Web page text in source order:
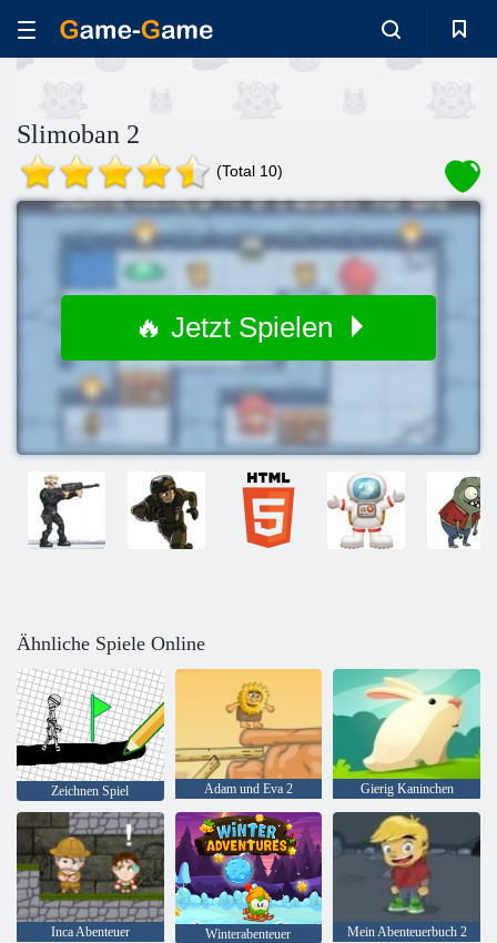
Slimoban 2
(Total 10)
🔥 Jetzt Spielen
Ähnliche Spiele Online
Zeichnen Spiel Adam und Eva 2 Gierig Kaninchen
Inca Abenteuer Winterabenteuer Mein Abenteuerbuch 2